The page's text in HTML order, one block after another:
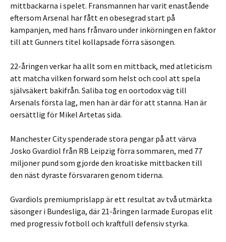
mittbackarna i spelet. Fransmannen har varit enastående
eftersom Arsenal har fått en obesegrad start på
kampanjen, med hans frånvaro under inkörningen en faktor
till att Gunners titel kollapsade förra säsongen.
22-åringen verkar ha allt som en mittback, med atleticism
att matcha vilken forward som helst och cool att spela
självsäkert bakifrån. Saliba tog en oortodox väg till
Arsenals första lag, men han är där för att stanna. Han är
oersättlig för Mikel Artetas sida.
Manchester City spenderade stora pengar på att värva
Josko Gvardiol från RB Leipzig förra sommaren, med 77
miljoner pund som gjorde den kroatiske mittbacken till
den näst dyraste försvararen genom tiderna.
Gvardiols premiumprislapp är ett resultat av två utmärkta
säsonger i Bundesliga, där 21-åringen larmade Europas elit
med progressiv fotboll och kraftfull defensiv styrka.